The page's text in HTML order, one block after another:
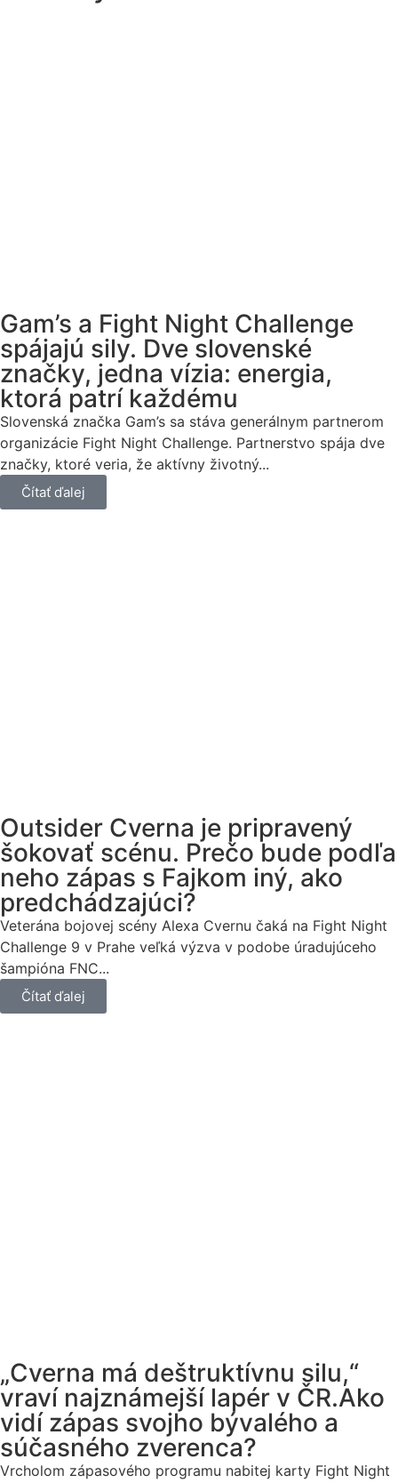
Gam’s a Fight Night Challenge
spájajú sily. Dve slovenské
značky, jedna vízia: energia,
ktorá patrí každému
Slovenská značka Gam’s sa stáva generálnym partnerom
organizácie Fight Night Challenge. Partnerstvo spája dve
značky, ktoré veria, že aktívny životný...
Čítať ďalej
Outsider Cverna je pripravený
šokovať scénu. Prečo bude podľa
neho zápas s Fajkom iný, ako
predchádzajúci?
Veterána bojovej scény Alexa Cvernu čaká na Fight Night
Challenge 9 v Prahe veľká výzva v podobe úradujúceho
šampióna FNC...
Čítať ďalej
„Cverna má deštruktívnu silu,“
vraví najznámejší lapér v ČR.Ako
vidí zápas svojho bývalého a
súčasného zverenca?
Vrcholom zápasového programu nabitej karty Fight Night